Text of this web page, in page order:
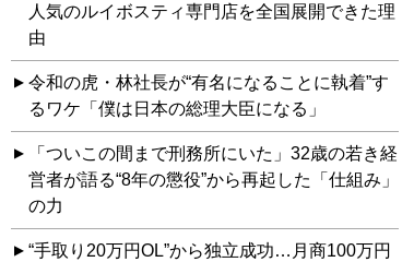
人気のルイボスティ専門店を全国展開できた理
由
令和の虎・林社長が“有名になることに執着”す
るワケ「僕は日本の総理大臣になる」
「ついこの間まで刑務所にいた」32歳の若き経
営者が語る“8年の懲役”から再起した「仕組み」
の力
“手取り20万円OL”から独立成功…月商100万円